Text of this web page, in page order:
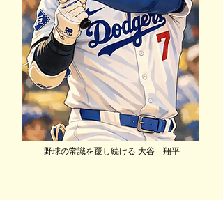
野球の常識を覆し続ける 大谷 翔平